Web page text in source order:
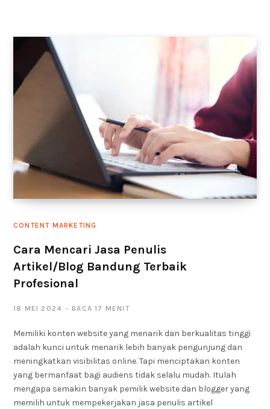
CONTENT MARKETING
Cara Mencari Jasa Penulis
Artikel/Blog Bandung Terbaik
Profesional
18 MEI 2024 BACA 17 MENIT
Memiliki konten website yang menarik dan berkualitas tinggi
adalah kunci untuk menarik lebih banyak pengunjung dan
meningkatkan visibilitas online. Tapi menciptakan konten
yang bermanfaat bagi audiens tidak selalu mudah. Itulah
mengapa semakin banyak pemilik website dan blogger yang
memilih untuk mempekerjakan jasa penulis artikel